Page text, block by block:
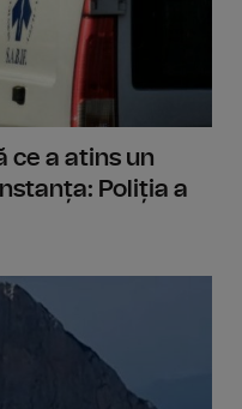
ce a atins un
Poliția a